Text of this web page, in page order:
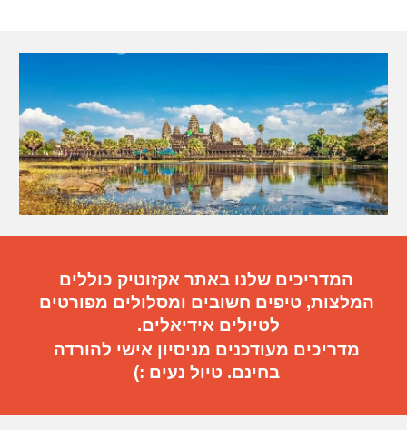
המדריכים שלנו באתר אקזוטיק כוללים
המלצות, טיפים חשובים ומסלולים מפורטים
לטיולים אידיאלים.
מדריכים מעודכנים מניסיון אישי להורדה
בחינם. טיול נעים :)